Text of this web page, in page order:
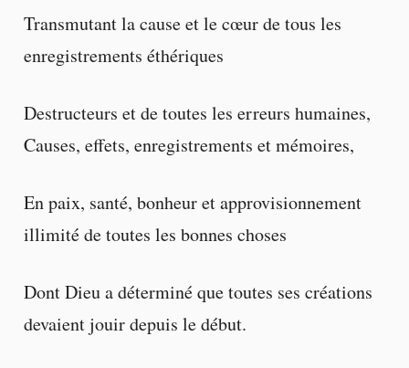
Transmutant la cause et le cœur de tous les
enregistrements éthériques
Destructeurs et de toutes les erreurs humaines,
Causes, effets, enregistrements et mémoires,
En paix, santé, bonheur et approvisionnement
illimité de toutes les bonnes choses
Dont Dieu a déterminé que toutes ses créations
devaient jouir depuis le début.